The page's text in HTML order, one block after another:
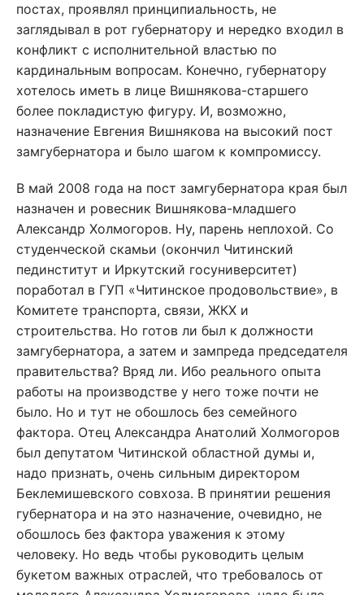
постах, проявлял принципиальность, не
заглядывал в рот губернатору и нередко входил в
конфликт с исполнительной властью по
кардинальным вопросам. Конечно, губернатору
хотелось иметь в лице Вишнякова-старшего
более покладистую фигуру. И, возможно,
назначение Евгения Вишнякова на высокий пост
замгубернатора и было шагом к компромиссу.
В май 2008 года на пост замгубернатора края был
назначен и ровесник Вишнякова-младшего
Александр Холмогоров. Ну, парень неплохой. Со
студенческой скамьи (окончил Читинский
пединститут и Иркутский госуниверситет)
поработал в ГУП «Читинское продовольствие», в
Комитете транспорта, связи, ЖКХ и
строительства. Но готов ли был к должности
замгубернатора, а затем и зампреда председателя
правительства? Вряд ли. Ибо реального опыта
работы на производстве у него тоже почти не
было. Но и тут не обошлось без семейного
фактора. Отец Александра Анатолий Холмогоров
был депутатом Читинской областной думы и,
надо признать, очень сильным директором
Беклемишевского совхоза. В принятии решения
губернатора и на это назначение, очевидно, не
обошлось без фактора уважения к этому
человеку. Но ведь чтобы руководить целым
букетом важных отраслей, что требовалось от